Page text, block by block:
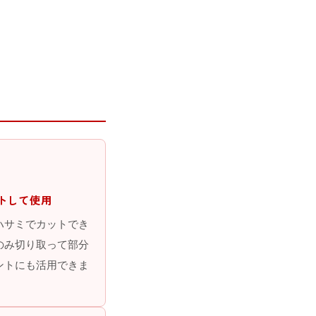
して使用
サミでカットでき
み切り取って部分
トにも活用できま